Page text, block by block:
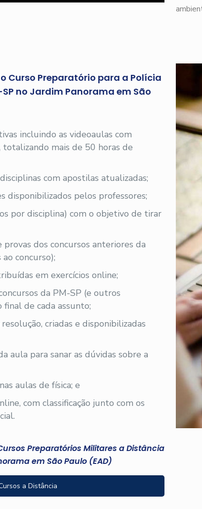
Curso Preparatório para a Polícia
no Jardim Panorama em São
incluindo as videoaulas com
totalizando mais de 50 horas de
com apostilas atualizadas;
disponibilizados pelos professores;
por disciplina) com o objetivo de tirar
provas dos concursos anteriores da
concurso);
em exercícios online;
da PM-SP (e outros
final de cada assunto;
criadas e disponibilizadas
aula para sanar as dúvidas sobre a
aulas de física; e
com classificação junto com os
Preparatórios Militares a Distância
em São Paulo (EAD)
a Distância